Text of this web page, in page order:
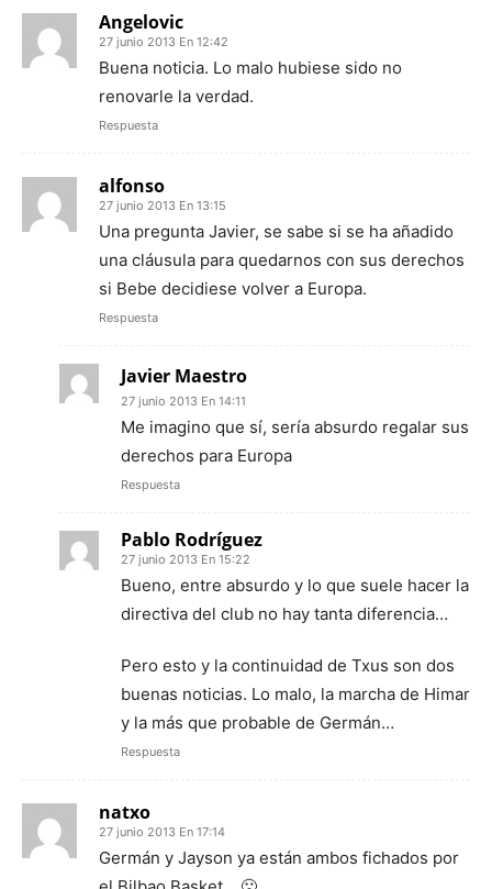
Angelovic
27 junio 2013 En 12:42
Buena noticia. Lo malo hubiese sido no
renovarle la verdad.
Respuesta
alfonso
27 junio 2013 En 13:15
Una pregunta Javier, se sabe si se ha añadido
una cláusula para quedarnos con sus derechos
si Bebe decidiese volver a Europa.
Respuesta
Javier Maestro
27 junio 2013 En 14:11
Me imagino que sí, sería absurdo regalar sus
derechos para Europa
Respuesta
Pablo Rodríguez
27 junio 2013 En 15:22
Bueno, entre absurdo y lo que suele hacer la
directiva del club no hay tanta diferencia…
Pero esto y la continuidad de Txus son dos
buenas noticias. Lo malo, la marcha de Himar
y la más que probable de Germán…
Respuesta
natxo
27 junio 2013 En 17:14
Germán y Jayson ya están ambos fichados por